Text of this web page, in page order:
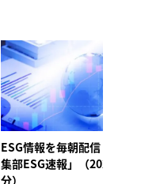
ESG情報を毎朝配信「オル
集部ESG速報」（2026年8
分）